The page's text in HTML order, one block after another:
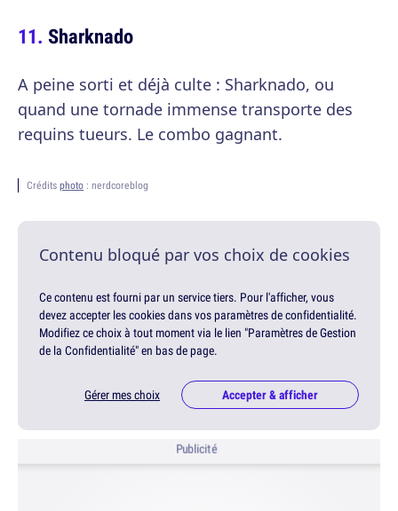
Sharknado
A peine sorti et déjà culte : Sharknado, ou
quand une tornade immense transporte des
requins tueurs. Le combo gagnant.
Crédits photo : nerdcoreblog
Contenu bloqué par vos choix de cookies
Ce contenu est fourni par un service tiers. Pour l'afficher, vous
devez accepter les cookies dans vos paramètres de confidentialité.
Modifiez ce choix à tout moment via le lien "Paramètres de Gestion
de la Confidentialité" en bas de page.
Gérer mes choix Accepter & afficher
Publicité